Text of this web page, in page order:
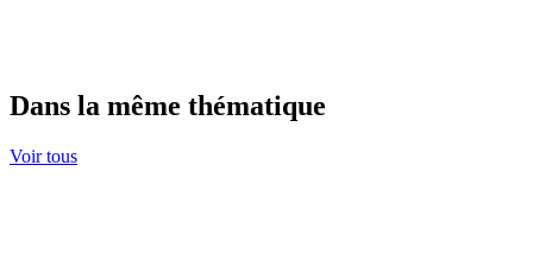
Dans la même thématique
Voir tous